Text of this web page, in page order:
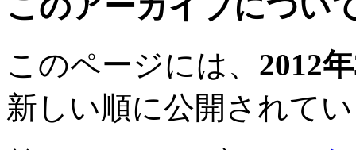
このページには、 2012
新しい順に公開されて